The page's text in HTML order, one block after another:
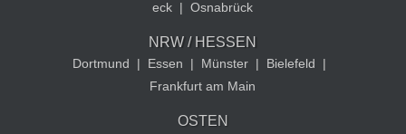
eck | Osnabrück
NRW / HESSEN
Dortmund | Essen | Münster | Bielefeld
|
Frankfurt am Main
OSTEN